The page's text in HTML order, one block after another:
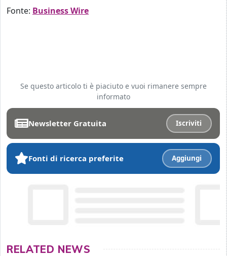
Fonte: Business Wire
Se questo articolo ti è piaciuto e vuoi rimanere sempre
informato
Newsletter Gratuita Iscriviti
Fonti di ricerca preferite Aggiungi
RELATED NEWS